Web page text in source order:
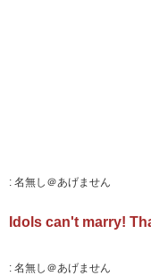
: 名無し＠あげません
Idols can't marry!
: 名無し＠あげません